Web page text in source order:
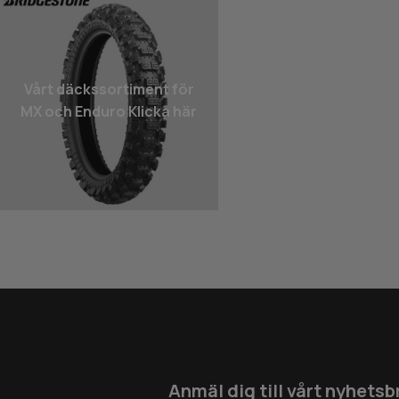
Vårt däcks­sortiment för
MX och Enduro Klicka här
Anmäl dig till vårt